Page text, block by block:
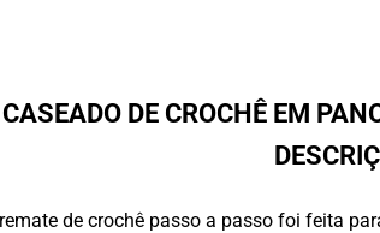
DE CROCHÊ EM
de crochê passo a passo foi feita